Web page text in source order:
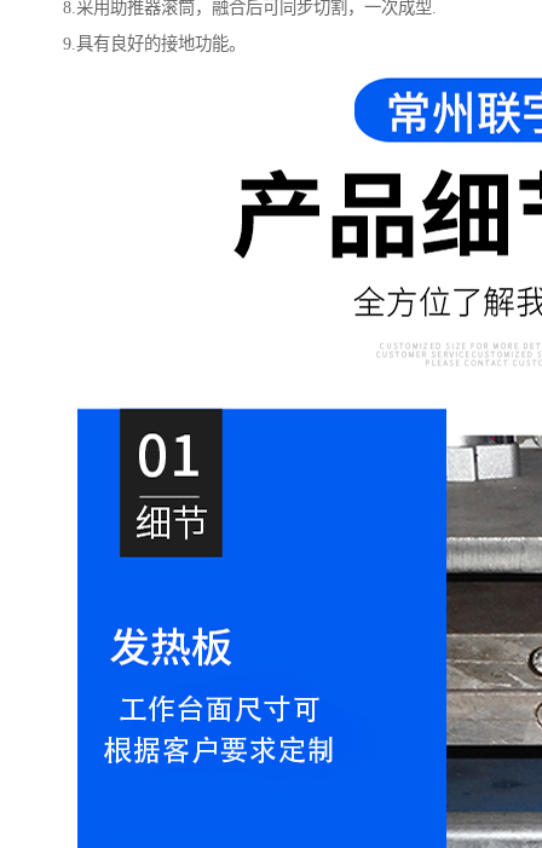
8.采用助推器滚筒，融合后可同步切割，一次成型.
9.具有良好的接地功能。